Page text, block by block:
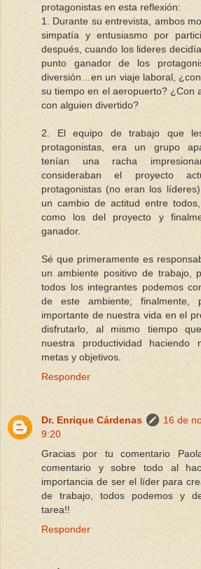
protagonistas en esta reflexión:
1. Durante su entrevista, ambos
simpatía y entusiasmo por
después, cuando los lideres
punto ganador de los
diversión…en un viaje laboral,
su tiempo en el aeropuerto? ¿Con
con alguien divertido?
2. El equipo de trabajo que
protagonistas, era un grupo
tenían una racha
consideraban el proyecto
protagonistas (no eran los
un cambio de actitud entre
como los del proyecto y
ganador.
Sé que primeramente es
un ambiente positivo de trabajo,
todos los integrantes podemos
de este ambiente; finalmente,
importante de nuestra vida en el
disfrutarlo, al mismo tiempo
nuestra productividad haciendo
metas y objetivos.
Responder
Dr. Enrique Cárdenas
16 de
9:20
Gracias por tu comentario
comentario y sobre todo al
importancia de ser el líder para
de trabajo, todos podemos y
tarea!!
Responder